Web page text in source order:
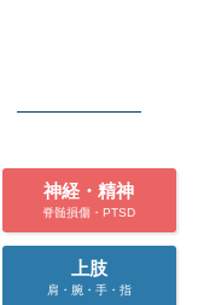
神経・精神
脊髄損傷・PTSD
上肢
肩・腕・手・指